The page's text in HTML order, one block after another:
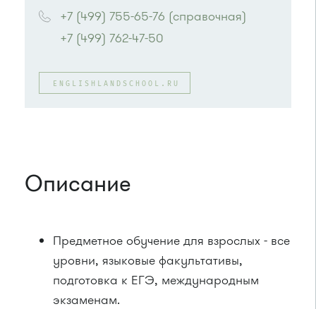
Автобусы № 6, 7, 10, 12, 19.
Маршрутка № 419м, 720м, 900, 903
+7 (499) 755-65-76 (справочная)
+7 (499) 762-47-50
ENGLISHLANDSCHOOL.RU
Описание
Предметное обучение для взрослых - все
уровни, языковые факультативы,
подготовка к ЕГЭ, международным
экзаменам.